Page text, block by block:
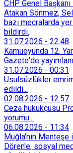
CHP Genel Başkanı
Atakan Sönmez,
bazı mecralarda yer
bildirdi.
31.07.2026 - 22:48
Kamuoyunda 12.
Gazete'de
31.07.2026 - 00:31
Usulsüzlükler
edildi...
02.08.2026 - 12:57
Ceza hukukçusu
yorumu...
06.08.2026 - 11:34
Muğla'nın
Dören'e, sosyal